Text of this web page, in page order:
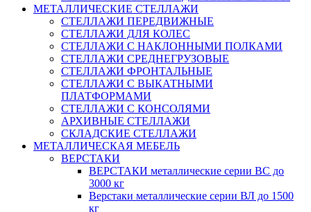
МЕТАЛЛИЧЕСКИЕ СТЕЛЛАЖИ
СТЕЛЛАЖИ ПЕРЕДВИЖНЫЕ
СТЕЛЛАЖИ ДЛЯ КОЛЕС
СТЕЛЛАЖИ С НАКЛОННЫМИ ПОЛКАМИ
СТЕЛЛАЖИ СРЕДНЕГРУЗОВЫЕ
СТЕЛЛАЖИ ФРОНТАЛЬНЫЕ
СТЕЛЛАЖИ С ВЫКАТНЫМИ
ПЛАТФОРМАМИ
СТЕЛЛАЖИ С КОНСОЛЯМИ
АРХИВНЫЕ СТЕЛЛАЖИ
СКЛАДСКИЕ СТЕЛЛАЖИ
МЕТАЛЛИЧЕСКАЯ МЕБЕЛЬ
ВЕРСТАКИ
ВЕРСТАКИ металлические серии ВС до
3000 кг
Верстаки металлические серии ВЛ до 1500
кг